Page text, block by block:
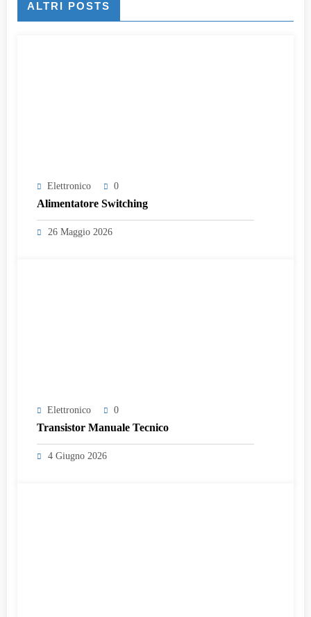
ALTRI POSTS
Elettronico 0
Alimentatore Switching
26 Maggio 2026
Elettronico 0
Transistor Manuale Tecnico
4 Giugno 2026